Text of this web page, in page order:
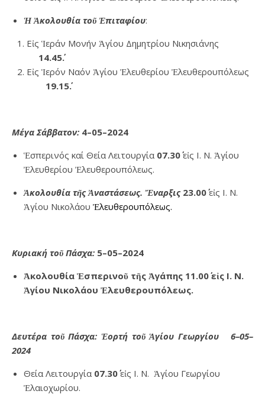
Ἡ Ἀκολουθία τοῦ Ἐπιταφίου:
Εἰς Ἱεράν Μονήν Ἁγίου Δημητρίου Νικησιάνης
14.45΄.
Εἰς Ἱερόν Ναόν Ἁγίου Ἐλευθερίου Ἐλευθερουπόλεως
19.15΄.
Μέγα Σάββατον: 4–05–2024
Ἑσπερινός καί Θεία Λειτουργία 07.30΄εἰς Ι. Ν. Ἁγίου
Ἐλευθερίου Ἐλευθερουπόλεως.
Ἀκολουθία τῆς Ἀναστάσεως. Ἔναρξις 23.00΄εἰς Ι. Ν.
Ἁγίου Νικολάου Ἐλευθερουπόλεως.
Κυριακή τοῦ Πάσχα: 5–05–2024
Ἀκολουθία Ἑσπερινοῦ τῆς Ἀγάπης 11.00 εἰς Ι. Ν.
Ἁγίου Νικολάου Ἐλευθερουπόλεως.
Δευτέρα τοῦ Πάσχα: Ἑορτή τοῦ Ἁγίου Γεωργίου 6–05–
2024
Θεία Λειτουργία 07.30΄εἰς Ι. Ν. Ἁγίου Γεωργίου
Ἐλαιοχωρίου.